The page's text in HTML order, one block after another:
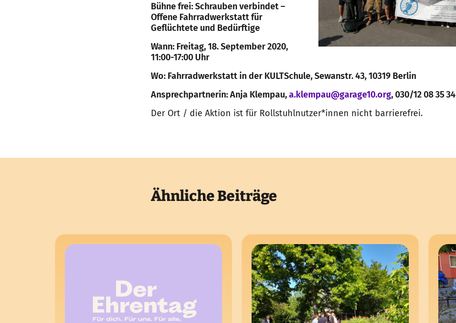
Bühne frei: Schrauben verbindet –
Offene Fahrradwerkstatt für
Geflüchtete und Bedürftige
Wann: Freitag, 18. September 2020,
11:00-17:00 Uhr
Wo: Fahrradwerkstatt in der KULTSchule, Sewanstr. 43, 10319 Berlin
Ansprechpartnerin: Anja Klempau,a.klempau@garage10.org, 030/12 08 35 34
Der Ort / die Aktion ist für Rollstuhlnutzer*innen nicht barrierefrei.
Ähnliche Beiträge